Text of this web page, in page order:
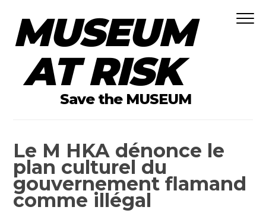
Skip to content
MUSEUM
AT RISK
Save the MUSEUM
Le M HKA dénonce le
plan culturel du
gouvernement flamand
comme illégal